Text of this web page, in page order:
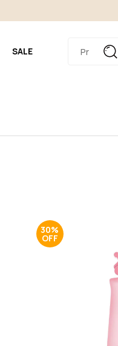
SALE
30%